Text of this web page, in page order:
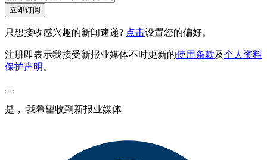
立即订阅
只想接收感兴趣的新闻速递? 点击设置您的偏好。
注册即表示我接受新报业媒体不时更新的使用条款及个人资料
保护声明 。
是， 我希望收到新报业媒体